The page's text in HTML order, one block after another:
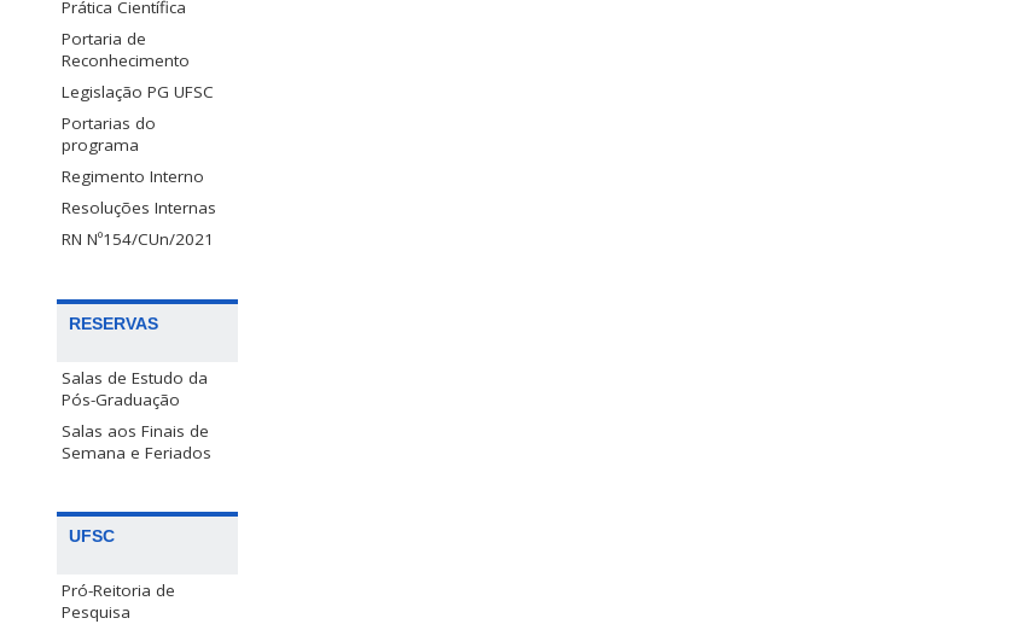
Prática Científica
Portaria de
Reconhecimento
Legislação PG UFSC
Portarias do
programa
Regimento Interno
Resoluções Internas
RN Nº154/CUn/2021
RESERVAS
Salas de Estudo da
Pós-Graduação
Salas aos Finais de
Semana e Feriados
UFSC
Pró-Reitoria de
Pesquisa